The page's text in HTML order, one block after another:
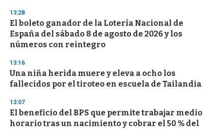
13:28
El boleto ganador de la Lotería Nacional de
España del sábado 8 de agosto de 2026 y los
números con reintegro
13:16
Una niña herida muere y eleva a ocho los
fallecidos por el tiroteo en escuela de Tailandia
13:07
El beneficio del BPS que permite trabajar medio
horario tras un nacimiento y cobrar el 50 % del